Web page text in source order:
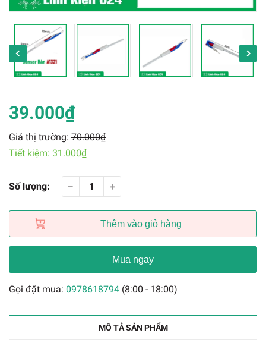
39.000₫
Giá thị trường: 70.000₫
Tiết kiệm: 31.000₫
Số lượng:
Thêm vào giỏ hàng
Mua ngay
Gọi đặt mua: 0978618794 (8:00 - 18:00)
MÔ TẢ SẢN PHẨM